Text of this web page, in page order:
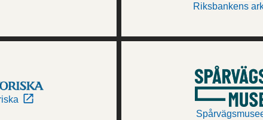
Riksbankens